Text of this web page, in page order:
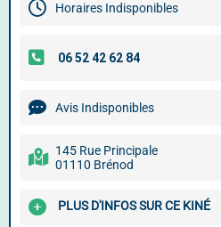
Horaires Indisponibles
Avis Indisponibles
145 Rue Principale
01110 Brénod
PLUS D'INFOS SUR CE KINÉ